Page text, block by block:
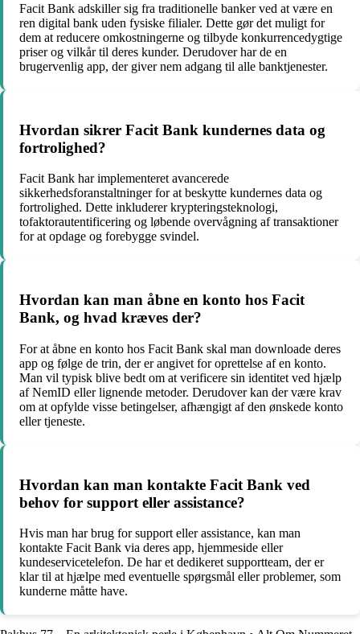
Facit Bank adskiller sig fra traditionelle banker ved at være en
ren digital bank uden fysiske filialer. Dette gør det muligt for
dem at reducere omkostningerne og tilbyde konkurrencedygtige
priser og vilkår til deres kunder. Derudover har de en
brugervenlig app, der giver nem adgang til alle banktjenester.
Hvordan sikrer Facit Bank kundernes data og
fortrolighed?
Facit Bank har implementeret avancerede
sikkerhedsforanstaltninger for at beskytte kundernes data og
fortrolighed. Dette inkluderer krypteringsteknologi,
tofaktorautentificering og løbende overvågning af transaktioner
for at opdage og forebygge svindel.
Hvordan kan man åbne en konto hos Facit
Bank, og hvad kræves der?
For at åbne en konto hos Facit Bank skal man downloade deres
app og følge de trin, der er angivet for oprettelse af en konto.
Man vil typisk blive bedt om at verificere sin identitet ved hjælp
af NemID eller lignende metoder. Derudover kan der være krav
om at opfylde visse betingelser, afhængigt af den ønskede konto
eller tjeneste.
Hvordan kan man kontakte Facit Bank ved
behov for support eller assistance?
Hvis man har brug for support eller assistance, kan man
kontakte Facit Bank via deres app, hjemmeside eller
kundeservicetelefon. De har et dedikeret supportteam, der er
klar til at hjælpe med eventuelle spørgsmål eller problemer, som
kunderne måtte have.